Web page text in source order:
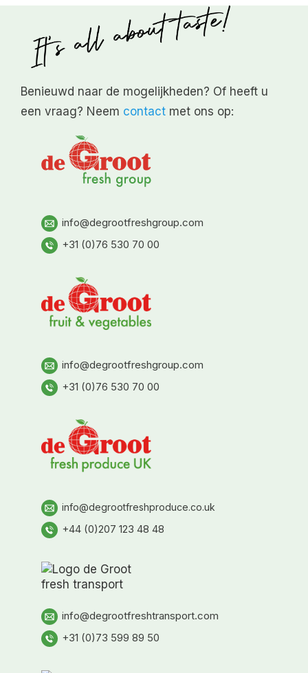
Benieuwd naar de mogelijkheden? Of heeft u
een vraag? Neem contact met ons op:
info@degrootfreshgroup.com
+31 (0)76 530 70 00
info@degrootfreshgroup.com
+31 (0)76 530 70 00
info@degrootfreshproduce.co.uk
+44 (0)207 123 48 48
info@degrootfreshtransport.com
+31 (0)73 599 89 50